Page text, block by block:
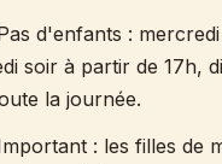
d'enfants :
soir à partir de 17h,
la journée.
: les filles de